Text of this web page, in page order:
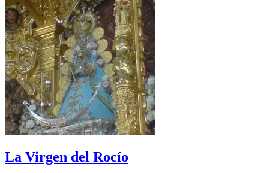
La Virgen del Rocío